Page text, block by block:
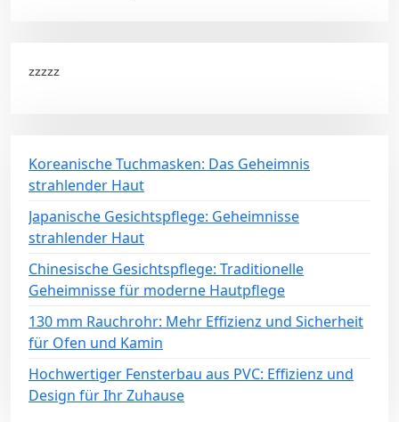
zzzzz
Koreanische Tuchmasken: Das Geheimnis
strahlender Haut
Japanische Gesichtspflege: Geheimnisse
strahlender Haut
Chinesische Gesichtspflege: Traditionelle
Geheimnisse für moderne Hautpflege
130 mm Rauchrohr: Mehr Effizienz und Sicherheit
für Ofen und Kamin
Hochwertiger Fensterbau aus PVC: Effizienz und
Design für Ihr Zuhause